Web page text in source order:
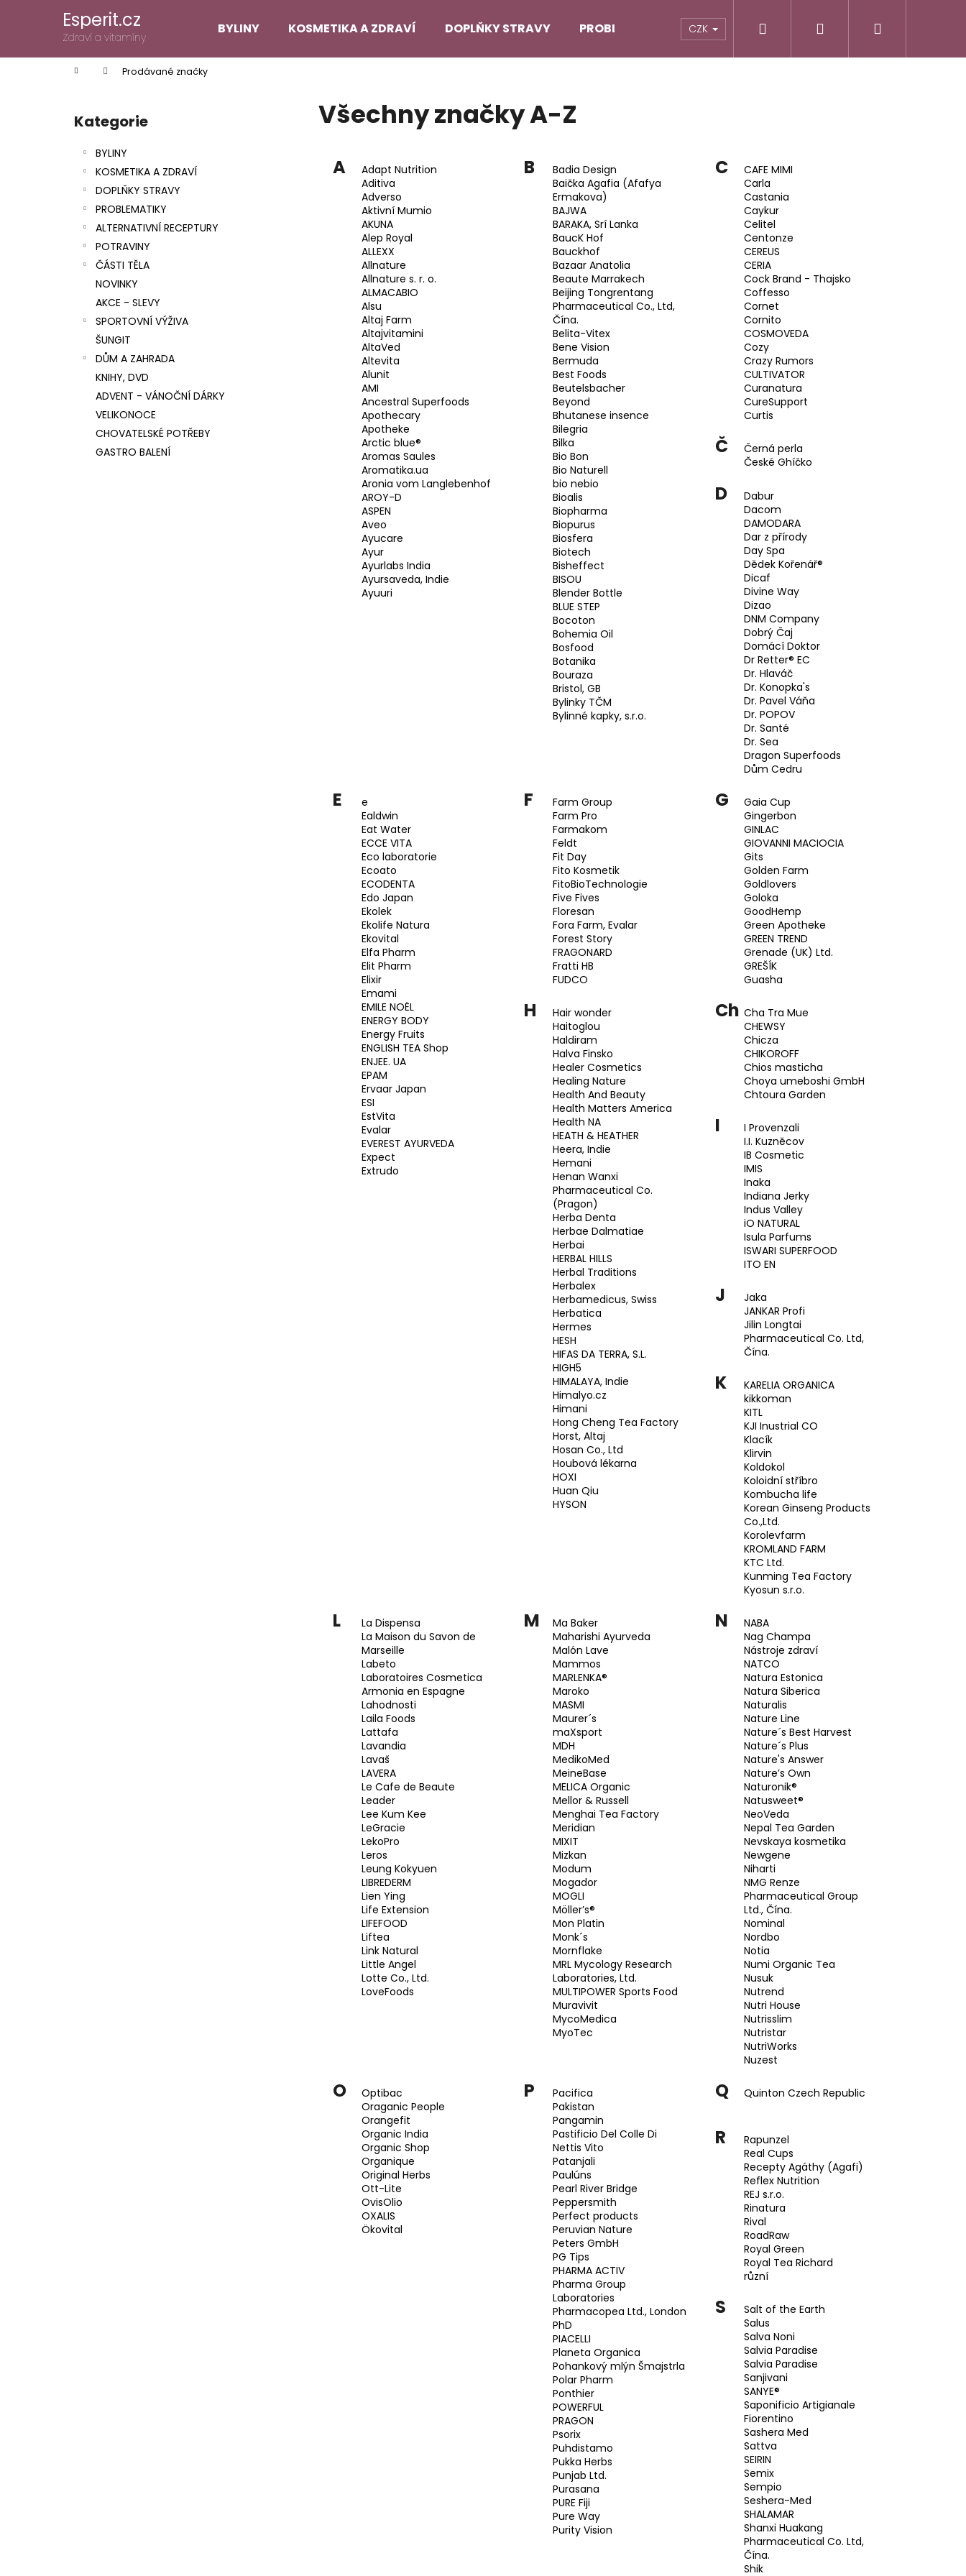
Esperit.cz
Zdraví a vitamíny
BYLINY KOSMETIKA A ZDRAVÍ DOPLŇKY STRAVY PROBLEMATIKY ALTERNATIVNÍ RECEPTURY
CZK Přihlášení
Domů Prodávané značky
Přeskočit
kategorie
Kategorie
BYLINY
KOSMETIKA A ZDRAVÍ
DOPLŇKY STRAVY
PROBLEMATIKY
ALTERNATIVNÍ RECEPTURY
POTRAVINY
ČÁSTI TĚLA
NOVINKY
AKCE - SLEVY
SPORTOVNÍ VÝŽIVA
ŠUNGIT
DŮM A ZAHRADA
KNIHY, DVD
ADVENT - VÁNOČNÍ DÁRKY
VELIKONOCE
CHOVATELSKÉ POTŘEBY
GASTRO BALENÍ
Všechny značky A-Z
A
Adapt Nutrition
Aditiva
Adverso
Aktivní Mumio
AKUNA
Alep Royal
ALLEXX
Allnature
Allnature s. r. o.
ALMACABIO
Alsu
Altaj Farm
Altajvitamini
AltaVed
Altevita
Alunit
AMI
Ancestral Superfoods
Apothecary
Apotheke
Arctic blue®
Aromas Saules
Aromatika.ua
Aronia vom Langlebenhof
AROY-D
ASPEN
Aveo
Ayucare
Ayur
Ayurlabs India
Ayursaveda, Indie
Ayuuri
B
Badia Design
Baička Agafia (Afafya
Ermakova)
BAJWA
BARAKA, Srí Lanka
BaucK Hof
Bauckhof
Bazaar Anatolia
Beaute Marrakech
Beijing Tongrentang
Pharmaceutical Co., Ltd,
Čína.
Belita-Vitex
Bene Vision
Bermuda
Best Foods
Beutelsbacher
Beyond
Bhutanese insence
Bilegria
Bilka
Bio Bon
Bio Naturell
bio nebio
Bioalis
Biopharma
Biopurus
Biosfera
Biotech
Bisheffect
BISOU
Blender Bottle
BLUE STEP
Bocoton
Bohemia Oil
Bosfood
Botanika
Bouraza
Bristol, GB
Bylinky TČM
Bylinné kapky, s.r.o.
C
CAFE MIMI
Carla
Castania
Caykur
Celitel
Centonze
CEREUS
CERIA
Cock Brand - Thajsko
Coffesso
Cornet
Cornito
COSMOVEDA
Cozy
Crazy Rumors
CULTIVATOR
Curanatura
CureSupport
Curtis
Č
Černá perla
České Ghíčko
D
Dabur
Dacom
DAMODARA
Dar z přírody
Day Spa
Dědek Kořenář®
Dicaf
Divine Way
Dizao
DNM Company
Dobrý Čaj
Domácí Doktor
Dr Retter® EC
Dr. Hlaváč
Dr. Konopka's
Dr. Pavel Váňa
Dr. POPOV
Dr. Santé
Dr. Sea
Dragon Superfoods
Dům Cedru
E
e
Ealdwin
Eat Water
ECCE VITA
Eco laboratorie
Ecoato
ECODENTA
Edo Japan
Ekolek
Ekolife Natura
Ekovital
Elfa Pharm
Elit Pharm
Elixir
Emami
EMILE NOËL
ENERGY BODY
Energy Fruits
ENGLISH TEA Shop
ENJEE. UA
EPAM
Ervaar Japan
ESI
EstVita
Evalar
EVEREST AYURVEDA
Expect
Extrudo
F
Farm Group
Farm Pro
Farmakom
Feldt
Fit Day
Fito Kosmetik
FitoBioTechnologie
Five Fives
Floresan
Fora Farm, Evalar
Forest Story
FRAGONARD
Fratti HB
FUDCO
G
Gaia Cup
Gingerbon
GINLAC
GIOVANNI MACIOCIA
Gits
Golden Farm
Goldlovers
Goloka
GoodHemp
Green Apotheke
GREEN TREND
Grenade (UK) Ltd.
GREŠÍK
Guasha
H
Hair wonder
Haitoglou
Haldiram
Halva Finsko
Healer Cosmetics
Healing Nature
Health And Beauty
Health Matters America
Health NA
HEATH & HEATHER
Heera, Indie
Hemani
Henan Wanxi
Pharmaceutical Co.
(Pragon)
Herba Denta
Herbae Dalmatiae
Herbai
HERBAL HILLS
Herbal Traditions
Herbalex
Herbamedicus, Swiss
Herbatica
Hermes
HESH
HIFAS DA TERRA, S.L.
HIGH5
HIMALAYA, Indie
Himalyo.cz
Himani
Hong Cheng Tea Factory
Horst, Altaj
Hosan Co., Ltd
Houbová lékarna
HOXI
Huan Qiu
HYSON
Ch Cha Tra Mue
CHEWSY
Chicza
CHIKOROFF
Chios masticha
Choya umeboshi GmbH
Chtoura Garden
I
I Provenzali
I.I. Kuzněcov
IB Cosmetic
IMIS
Inaka
Indiana Jerky
Indus Valley
iO NATURAL
Isula Parfums
ISWARI SUPERFOOD
ITO EN
J
Jaka
JANKAR Profi
Jilin Longtai
Pharmaceutical Co. Ltd,
Čína.
K
KARELIA ORGANICA
kikkoman
KITL
KJI Inustrial CO
Klacík
Klirvin
Koldokol
Koloidní stříbro
Kombucha life
Korean Ginseng Products
Co.,Ltd.
Korolevfarm
KROMLAND FARM
KTC Ltd.
Kunming Tea Factory
Kyosun s.r.o.
L
La Dispensa
La Maison du Savon de
Marseille
Labeto
Laboratoires Cosmetica
Armonia en Espagne
Lahodnosti
Laila Foods
Lattafa
Lavandia
Lavaš
LAVERA
Le Cafe de Beaute
Leader
Lee Kum Kee
LeGracie
LekoPro
Leros
Leung Kokyuen
LIBREDERM
Lien Ying
Life Extension
LIFEFOOD
Liftea
Link Natural
Little Angel
Lotte Co., Ltd.
LoveFoods
M
Ma Baker
Maharishi Ayurveda
Malón Lave
Mammos
MARLENKA®
Maroko
MASMI
Maurer´s
maXsport
MDH
MedikoMed
MeineBase
MELICA Organic
Mellor & Russell
Menghai Tea Factory
Meridian
MIXIT
Mizkan
Modum
Mogador
MOGLI
Möller’s®
Mon Platin
Monk´s
Mornflake
MRL Mycology Research
Laboratories, Ltd.
MULTIPOWER Sports Food
Muravivit
MycoMedica
MyoTec
N
NABA
Nag Champa
Nástroje zdraví
NATCO
Natura Estonica
Natura Siberica
Naturalis
Nature Line
Nature´s Best Harvest
Nature´s Plus
Nature's Answer
Nature’s Own
Naturonik®
Natusweet®
NeoVeda
Nepal Tea Garden
Nevskaya kosmetika
Newgene
Niharti
NMG Renze
Pharmaceutical Group
Ltd., Čína.
Nominal
Nordbo
Notia
Numi Organic Tea
Nusuk
Nutrend
Nutri House
Nutrisslim
Nutristar
NutriWorks
Nuzest
O
Optibac
Oraganic People
Orangefit
Organic India
Organic Shop
Organique
Original Herbs
Ott-Lite
OvisOlio
OXALIS
Ökovital
P
Pacifica
Pakistan
Pangamin
Pastificio Del Colle Di
Nettis Vito
Patanjali
Paulúns
Pearl River Bridge
Peppersmith
Perfect products
Peruvian Nature
Peters GmbH
PG Tips
PHARMA ACTIV
Pharma Group
Laboratories
Pharmacopea Ltd., London
PhD
PIACELLI
Planeta Organica
Pohankový mlýn Šmajstrla
Polar Pharm
Ponthier
POWERFUL
PRAGON
Psorix
Puhdistamo
Pukka Herbs
Punjab Ltd.
Purasana
PURE Fiji
Pure Way
Purity Vision
Q Quinton Czech Republic
R
Rapunzel
Real Cups
Recepty Agáthy (Agafi)
Reflex Nutrition
REJ s.r.o.
Rinatura
Rival
RoadRaw
Royal Green
Royal Tea Richard
různí
S
Salt of the Earth
Salus
Salva Noni
Salvia Paradise
Salvia Paradise
Sanjivani
SANYE®
Saponificio Artigianale
Fiorentino
Sashera Med
Sattva
SEIRIN
Semix
Sempio
Seshera-Med
SHALAMAR
Shanxi Huakang
Pharmaceutical Co. Ltd,
Čína.
Shik
í
Zpět
do
Zpět
do
Doporučujeme